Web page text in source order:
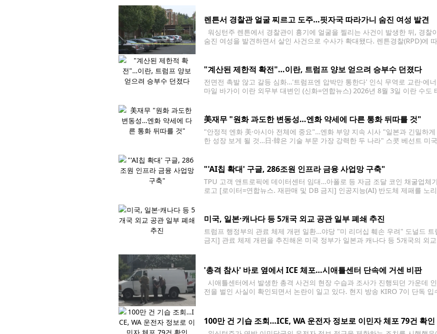
렌튼서 경찰관 얼굴 찌르고 도주…핏자국 따라가니 숨진 여성 발견
워싱턴주 렌튼에서 경찰관이 흉기에 얼굴을 찔리는 사건이 발생한 뒤, 경
숨진 여성을 발견하면서 살인 사건으로 수사가 확대됐다. 렌튼경찰(RPD)에
"계산된 제한적 확전"…이란, 트럼프 양보 얻으려 승부수 던졌다
전면전 촉발 않고 갈등 심화…'트럼프엔 압박만 통한다' 인식 무역로 교란·에
마일 바가이 이란 외무부 대변인 (신화=연합뉴스) 2026년 8월 3일 이란 수
美재무 "원화 과도한 변동성…엔화 약세에 다른 통화 뒤따를 것"
"안정적 엔화 美·아시아 전체에 중요"…엔화 부양 지속 시사 "일본과 긴밀하
한 성장 보게 될 것…日·韓은 기술 부문 가장 강력한 두 나라" 스콧 베선트 미
"'AI칩 확대' 구글, 286조원 인프라 금융 사업망 구축"
TPU 고객 앤트로픽에 데이터센터 임대…아폴로 등 자금 조달 코인 채굴업
로고 [로이터=연합뉴스. 재판매 및 DB 금지] 인공지능(AI) 반도체 제패를 노
미국, 일본·캐나다 등 5개국 외교 공관 일부 폐쇄 추진
트럼프 행정부의 관료 체제 개편 일환…야당 "미 리더십 훼손 우려" 도널드
금지] 관료 체제 개편을 추진해온 미국 정부가 일본과 캐나다 등 5개국의 외
'총격 참사' 바로 옆에서 ICE 체포…시애틀센터 단속에 거센 비판
시애틀센터에서 발생한 총격 사건의 현장 수습과 조사가 진행되던 가운데
전을 벌인 사실이 확인되면서 논란이 일고 있다. 현지 방송 KIRO 7이 단독
100만 건 기습 조회…ICE, WA 운전자 정보로 이민자 체포 79건 확인